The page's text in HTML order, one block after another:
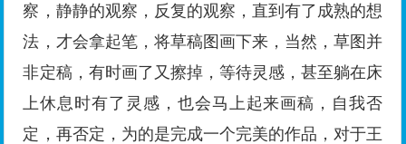
察，静静的观察，反复的观察，直到有了成熟的想
法，才会拿起笔，将草稿图画下来，当然，草图并
非定稿，有时画了又擦掉，等待灵感，甚至躺在床
上休息时有了灵感，也会马上起来画稿，自我否
定，再否定，为的是完成一个完美的作品，对于王